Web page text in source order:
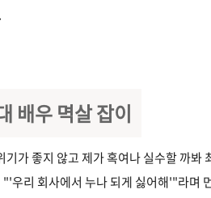
배우 멱살 잡이
가 좋지 않고 제가 혹여나 실수할 까
우리 회사에서 누나 되게 싫어해'"라며